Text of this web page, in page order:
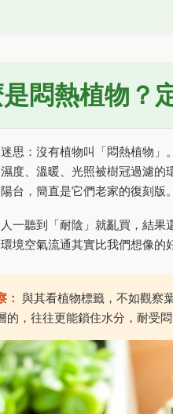
悶熱植物？
思：沒有植物叫「悶熱植物
度、溫暖、光照被樹冠過濾
台，簡直是它們老家的復刻版。
一聽到「耐陰」就亂買，結
境空氣流通其實比我們想像的
： 與其看植物標籤，不如觀察
的，往往更能鎖住水分，耐受